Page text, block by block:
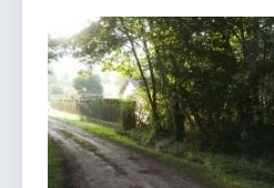
vous.
04 74 38 22 78
mairie@douvres.fr
140 Place de la Babillière,
Contacter la
Le guichet des
publier une